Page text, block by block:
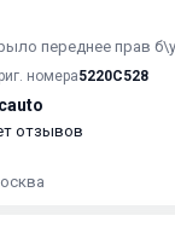
переднее прав
номера5220C528
отзывов